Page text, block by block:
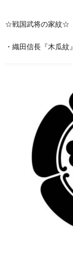
☆戦国武将の家紋☆
・織田信長『木瓜紋』